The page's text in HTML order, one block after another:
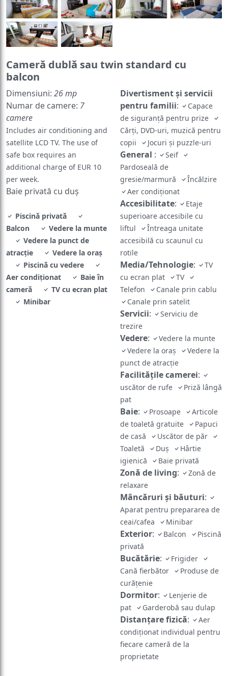
Cameră dublă sau twin standard cu
balcon
Dimensiuni: 26 mp
Numar de camere: 7
camere
Includes air conditioning and
satellite LCD TV. The use of
safe box requires an
additional charge of EUR 10
per week.
Baie privată cu duș
Piscină privată
Balcon
Vedere la munte
Vedere la punct de
atracţie
Vedere la oraș
Piscină cu vedere
Aer condiţionat
Baie în
cameră
TV cu ecran plat
Minibar
Divertisment și servicii
pentru familii:
Capace
de siguranță pentru prize
Cărți, DVD-uri, muzică pentru
copii
Jocuri și puzzle-uri
General :
Seif
Pardoseală de
gresie/marmură
Încălzire
Aer condiţionat
Accesibilitate:
Etaje
superioare accesibile cu
liftul
Întreaga unitate
accesibilă cu scaunul cu
rotile
Media/Tehnologie:
TV
cu ecran plat
TV
Telefon
Canale prin cablu
Canale prin satelit
Servicii:
Serviciu de
trezire
Vedere:
Vedere la munte
Vedere la oraș
Vedere la
punct de atracţie
Facilităţile camerei:
uscător de rufe
Priză lângă
pat
Baie: Prosoape
Articole
de toaletă gratuite
Papuci
de casă
Uscător de păr
Toaletă
Duş
Hârtie
igienică
Baie privată
Zonă de living:
Zonă de
relaxare
Mâncăruri și băuturi:
Aparat pentru prepararea de
ceai/cafea
Minibar
Exterior: Balcon
Piscină
privată
Bucătărie:
Frigider
Cană fierbător
Produse de
curățenie
Dormitor:
Lenjerie de
pat
Garderobă sau dulap
Distanțare fizică:
Aer
condiționat individual pentru
fiecare cameră de la
proprietate